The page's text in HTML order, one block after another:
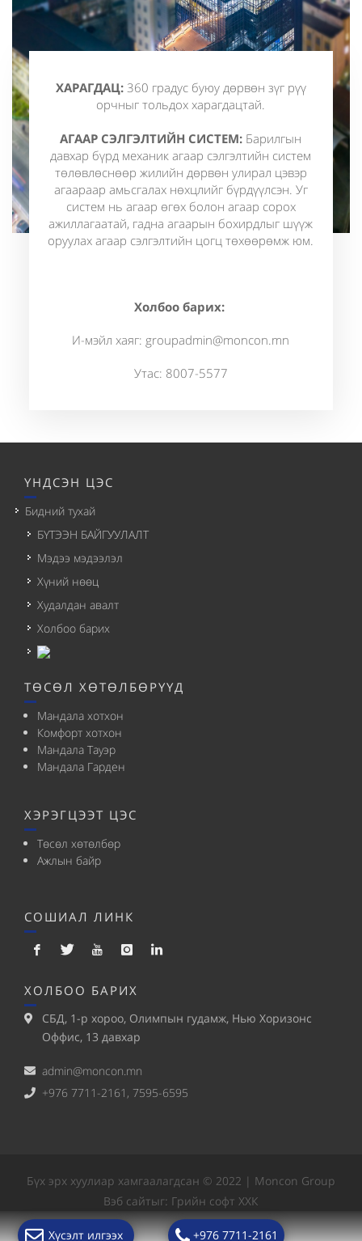
ХАРАГДАЦ:360 градус буюу дөрвөн зүг рүү
орчныг тольдох харагдацтай.
АГААР СЭЛГЭЛТИЙН СИСТЕМ: Барилгын
давхар бүрд механик агаар сэлгэлтийн систем
төлөвлөснөөр жилийн дөрвөн улирал цэвэр
агаараар амьсгалах нөхцлийг бүрдүүлсэн. Уг
систем нь агаар өгөх болон агаар сорох
ажиллагаатай, гадна агаарын бохирдлыг шүүж
оруулах агаар сэлгэлтийн цогц төхөөрөмж юм.
Холбоо барих:
И-мэйл хаяг: groupadmin@moncon.mn
Утас: 8007-5577
ҮНДСЭН ЦЭС
Бидний тухай
БҮТЭЭН БАЙГУУЛАЛТ
Мэдээ мэдээлэл
Хүний нөөц
Худалдан авалт
Холбоо барих
ТӨСӨЛ ХӨТӨЛБӨРҮҮД
Мандала хотхон
Комфорт хотхон
Мандала Тауэр
Мандала Гарден
ХЭРЭГЦЭЭТ ЦЭС
Төсөл хөтөлбөр
Ажлын байр
СОШИАЛ ЛИНК
ХОЛБОО БАРИХ
СБД, 1-р хороо, Олимпын гудамж, Нью Хоризонс
Оффис, 13 давхар
admin@moncon.mn
+976 7711-2161, 7595-6595
Бүх эрх хуулиар хамгаалагдсан © 2022 | Moncon Group
Вэб сайтыг: Грийн софт ХХК
Дуудлагын төв
Хүсэлт илгээх +976 7711-2161